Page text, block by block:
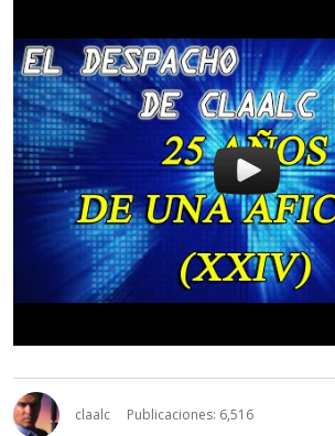
claalc
Publicaciones: 6,516